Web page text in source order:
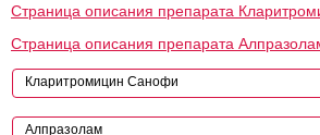
Страница описания препарата
Страница описания препарата